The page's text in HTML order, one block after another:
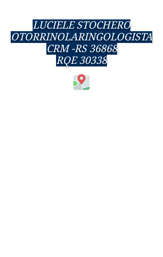
LUCIELE STOCHERO
OTORRINOLARINGOLOGISTA
CRM -RS 36868
RQE 30338